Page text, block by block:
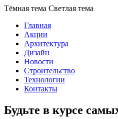
Тёмная тема Светлая тема
Главная
Акции
Архитектура
Дизайн
Новости
Строительство
Технологии
Контакты
Будьте в курсе